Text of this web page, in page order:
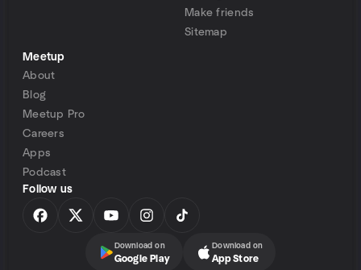
Make friends
Sitemap
Meetup
About
Blog
Meetup Pro
Careers
Apps
Podcast
Follow us
Download on
Google Play
Download on
App Store